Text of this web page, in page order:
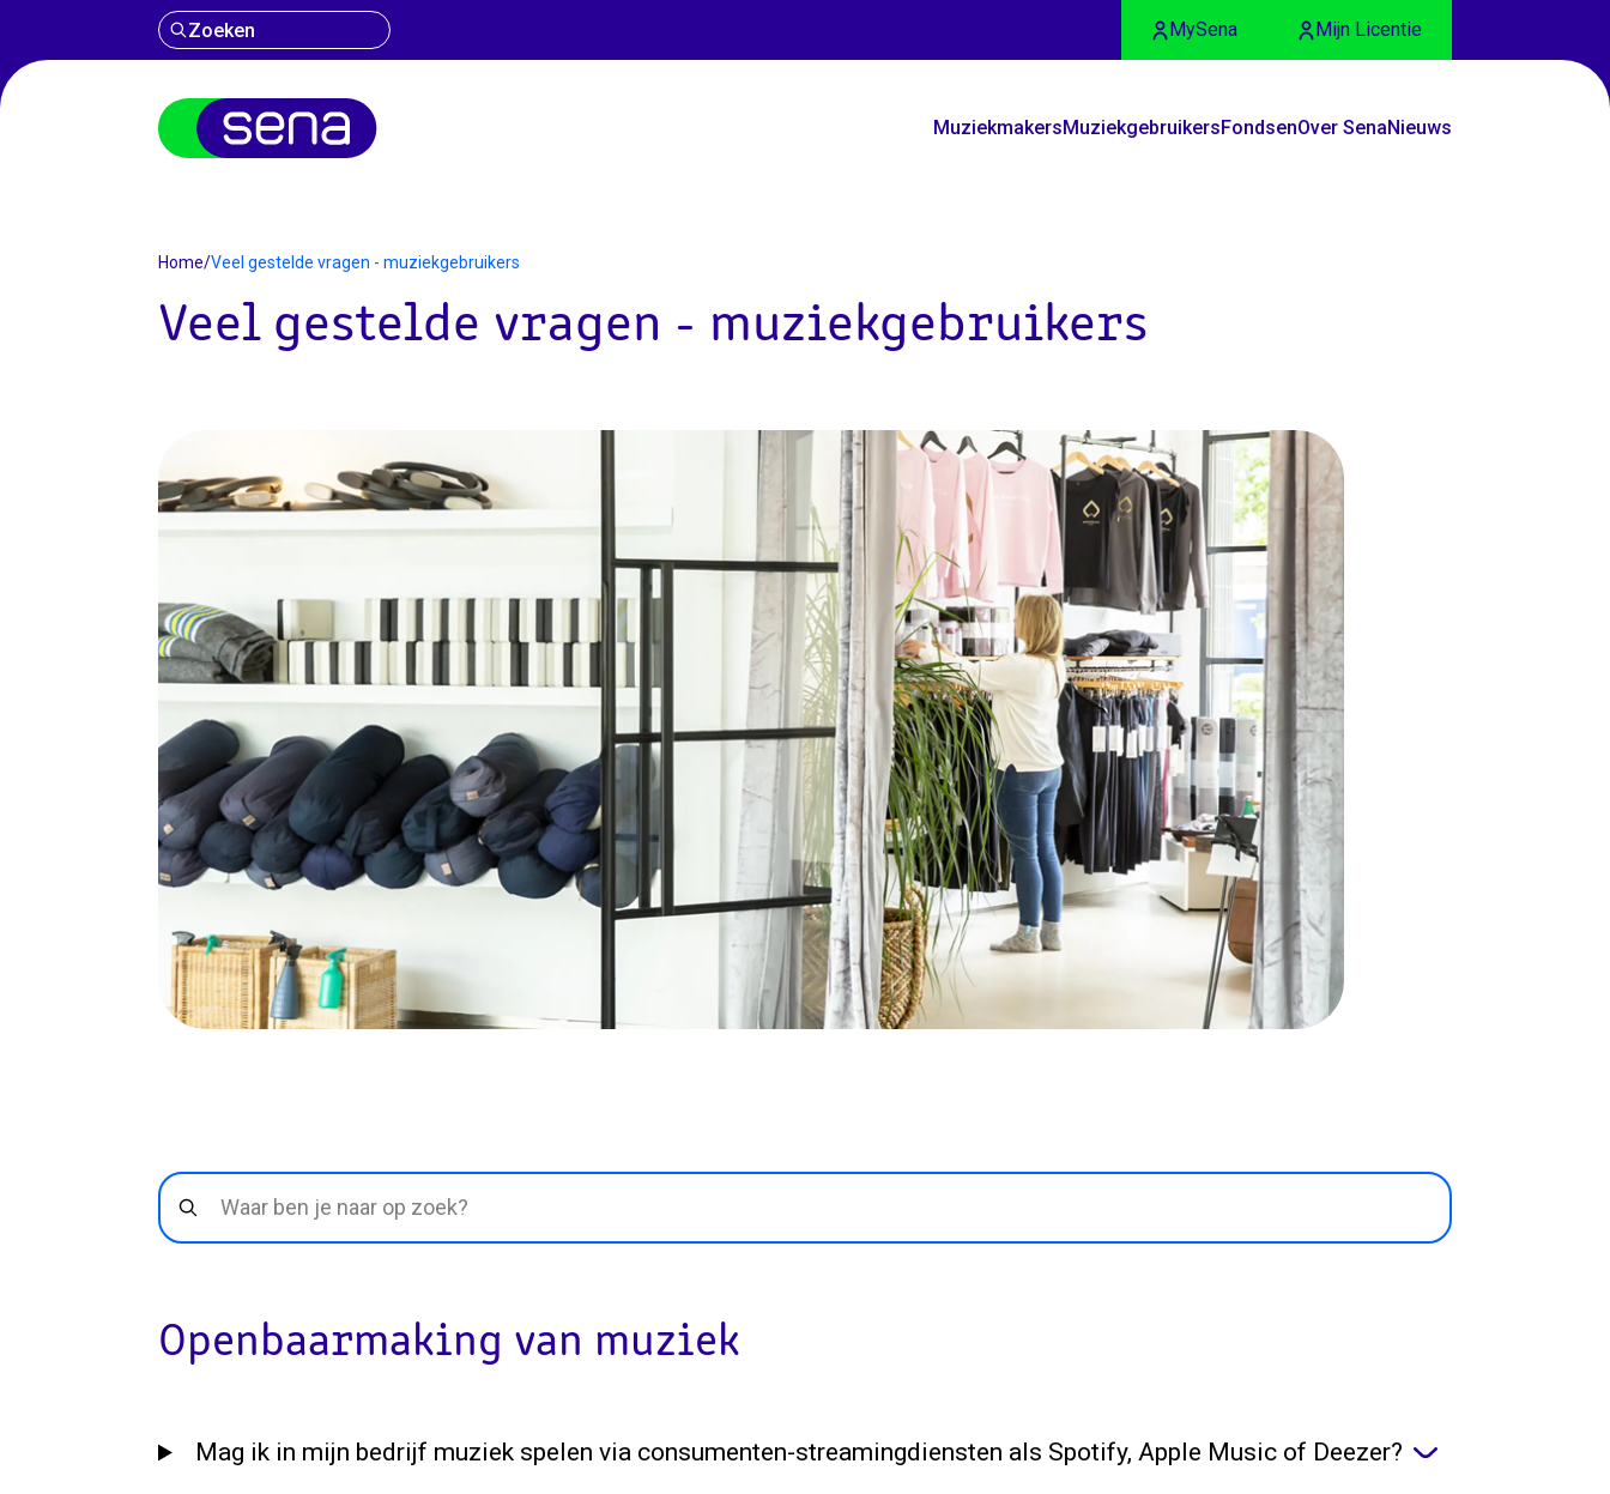
Zoeken MySena Mijn Licentie
MuziekmakersMuziekgebruikersFondsenOver SenaNieuws
Home/Veel gestelde vragen - muziekgebruikers
Veel gestelde vragen - muziekgebruikers
Openbaarmaking van muziek
Mag ik in mijn bedrijf muziek spelen via consumenten-streamingdiensten als Spotify, Apple Music of Deezer?